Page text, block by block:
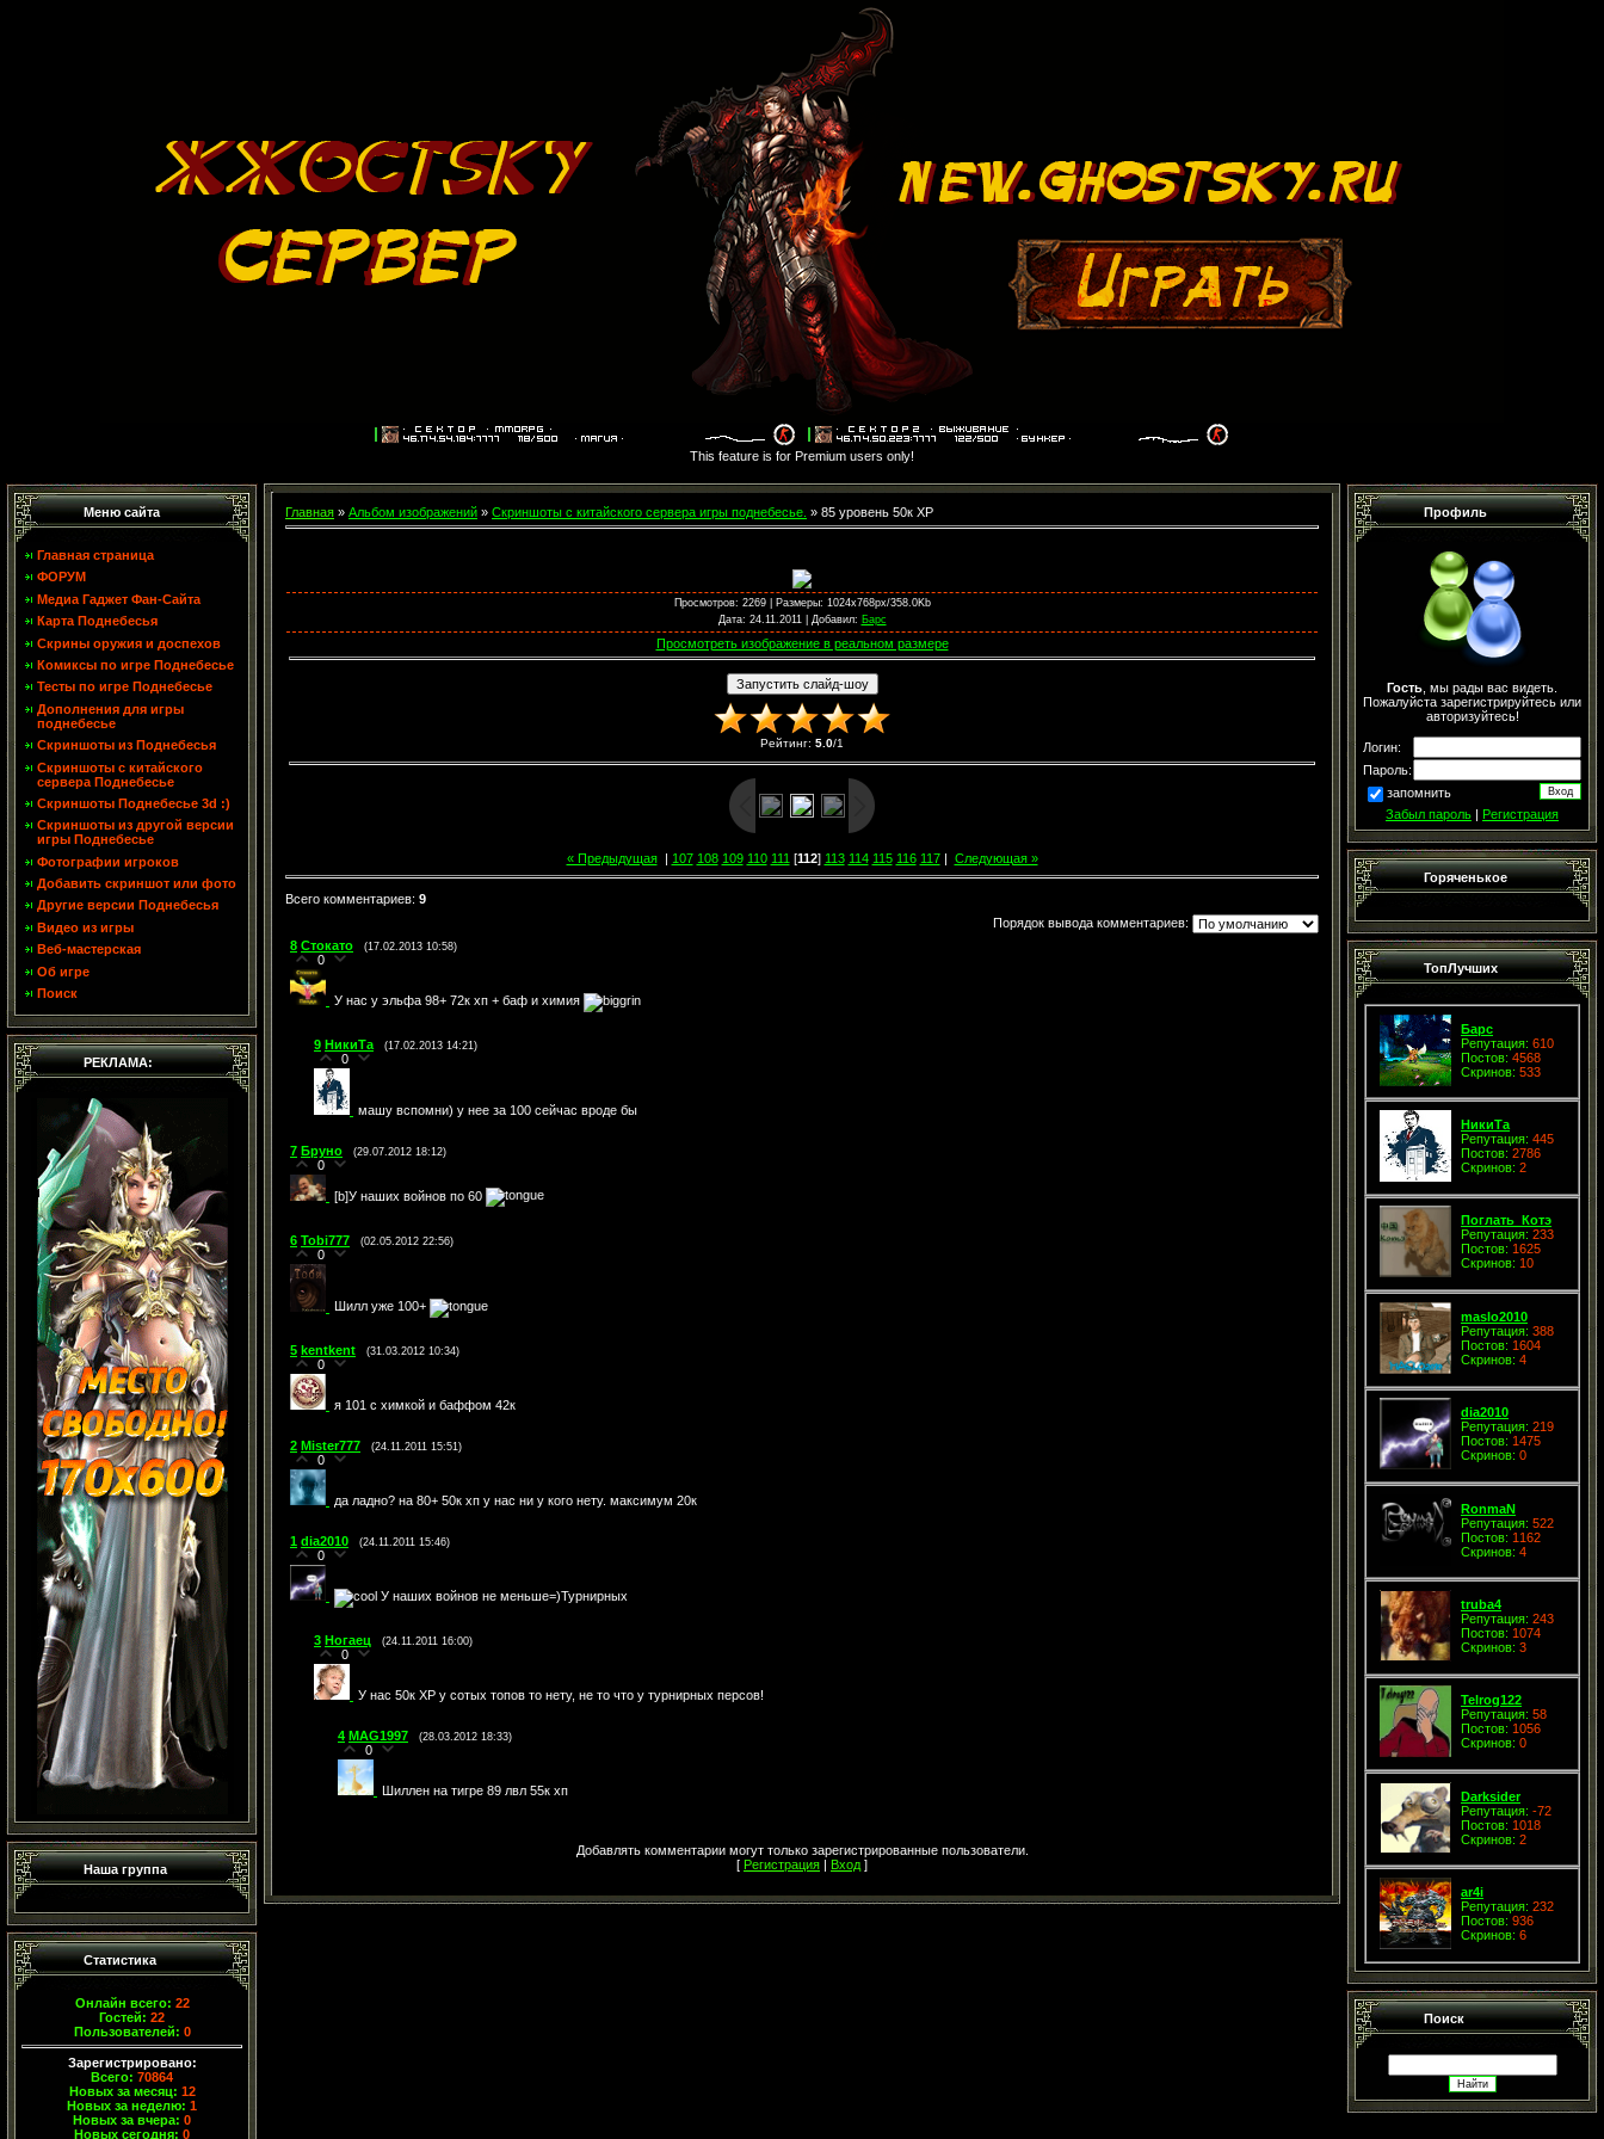
This feature is for Premium users only!
Меню сайта
Главная страница
ФОРУМ
Медиа Гаджет Фан-Сайта
Карта Поднебесья
Скрины оружия и доспехов
Комиксы по игре Поднебесье
Тесты по игре Поднебесье
Дополнения для игры
поднебесье
Скриншоты из Поднебесья
Скриншоты с китайского
сервера Поднебесье
Скриншоты Поднебесье 3d :)
Скриншоты из другой версии
игры Поднебесье
Фотографии игроков
Добавить скриншот или фото
Другие версии Поднебесья
Видео из игры
Веб-мастерская
Об игре
Поиск
РЕКЛАМА:
Наша группа
Статистика
Онлайн всего: 22
Гостей: 22
Пользователей: 0
Зарегистрировано:
Всего: 70864
Новых за месяц: 12
Новых за неделю: 1
Новых за вчера: 0
Новых сегодня: 0
Главная » Альбом изображений » Скриншоты с китайского сервера игры поднебесье. » 85 уровень 50к ХР
Просмотров: 2269 | Размеры: 1024x768px/358.0Kb
Дата: 24.11.2011 | Добавил: Барс
Просмотреть изображение в реальном размере
Рейтинг: 5.0/1
« Предыдущая| 107 108 109 110 111 [112] 113 114 115 116 117| Следующая »
Всего комментариев: 9
Порядок вывода комментариев:
8 Стокато (17.02.2013 10:58)
0
У нас у эльфа 98+ 72к хп + баф и химия
9 НикиТа (17.02.2013 14:21)
0
машу вспомни) у нее за 100 сейчас вроде бы
7 Бруно (29.07.2012 18:12)
0
[b]У наших войнов по 60
6 Tobi777 (02.05.2012 22:56)
0
Шилл уже 100+
5 kentkent (31.03.2012 10:34)
0
я 101 с химкой и баффом 42к
2 Mister777 (24.11.2011 15:51)
0
да ладно? на 80+ 50к хп у нас ни у кого нету. максимум 20к
1 dia2010 (24.11.2011 15:46)
0
У наших войнов не меньше=)Турнирных
3 Ногаец (24.11.2011 16:00)
0
У нас 50к ХР у сотых топов то нету, не то что у турнирных персов!
4 MAG1997 (28.03.2012 18:33)
0
Шиллен на тигре 89 лвл 55к хп
Добавлять комментарии могут только зарегистрированные пользователи.
[ Регистрация Вход ]
Профиль
Гость , мы рады вас видеть.
Пожалуйста зарегистрируйтесь или
авторизуйтесь!
Логин:
Пароль:
запомнить
Забыл пароль
Регистрация
Горяченькое
ТопЛучших
Барс
Репутация: 610
Постов: 4568
Скринов: 533
НикиТа
Репутация: 445
Постов: 2786
Скринов: 2
Поглать_Котэ
Репутация: 233
Постов: 1625
Скринов: 10
maslo2010
Репутация: 388
Постов: 1604
Скринов: 4
dia2010
Репутация: 219
Постов: 1475
Скринов: 0
RonmaN
Репутация: 522
Постов: 1162
Скринов: 4
truba4
Репутация: 243
Постов: 1074
Скринов: 3
Telrog122
Репутация: 58
Постов: 1056
Скринов: 0
Darksider
Репутация: -72
Постов: 1018
Скринов: 2
ar4i
Репутация: 232
Постов: 936
Скринов: 6
Поиск